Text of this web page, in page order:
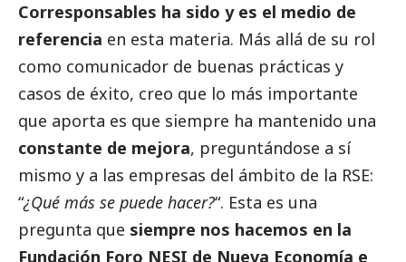
Corresponsables ha sido y es el medio de
referencia en esta materia. Más allá de su rol
como comunicador de buenas prácticas y
casos de éxito, creo que lo más importante
que aporta es que siempre ha mantenido una
constante de mejora, preguntándose a sí
mismo y a las empresas del ámbito de la RSE:
“¿Qué más se puede hacer?“. Esta es una
pregunta que siempre nos hacemos en la
Fundación Foro NESI de Nueva Economía e